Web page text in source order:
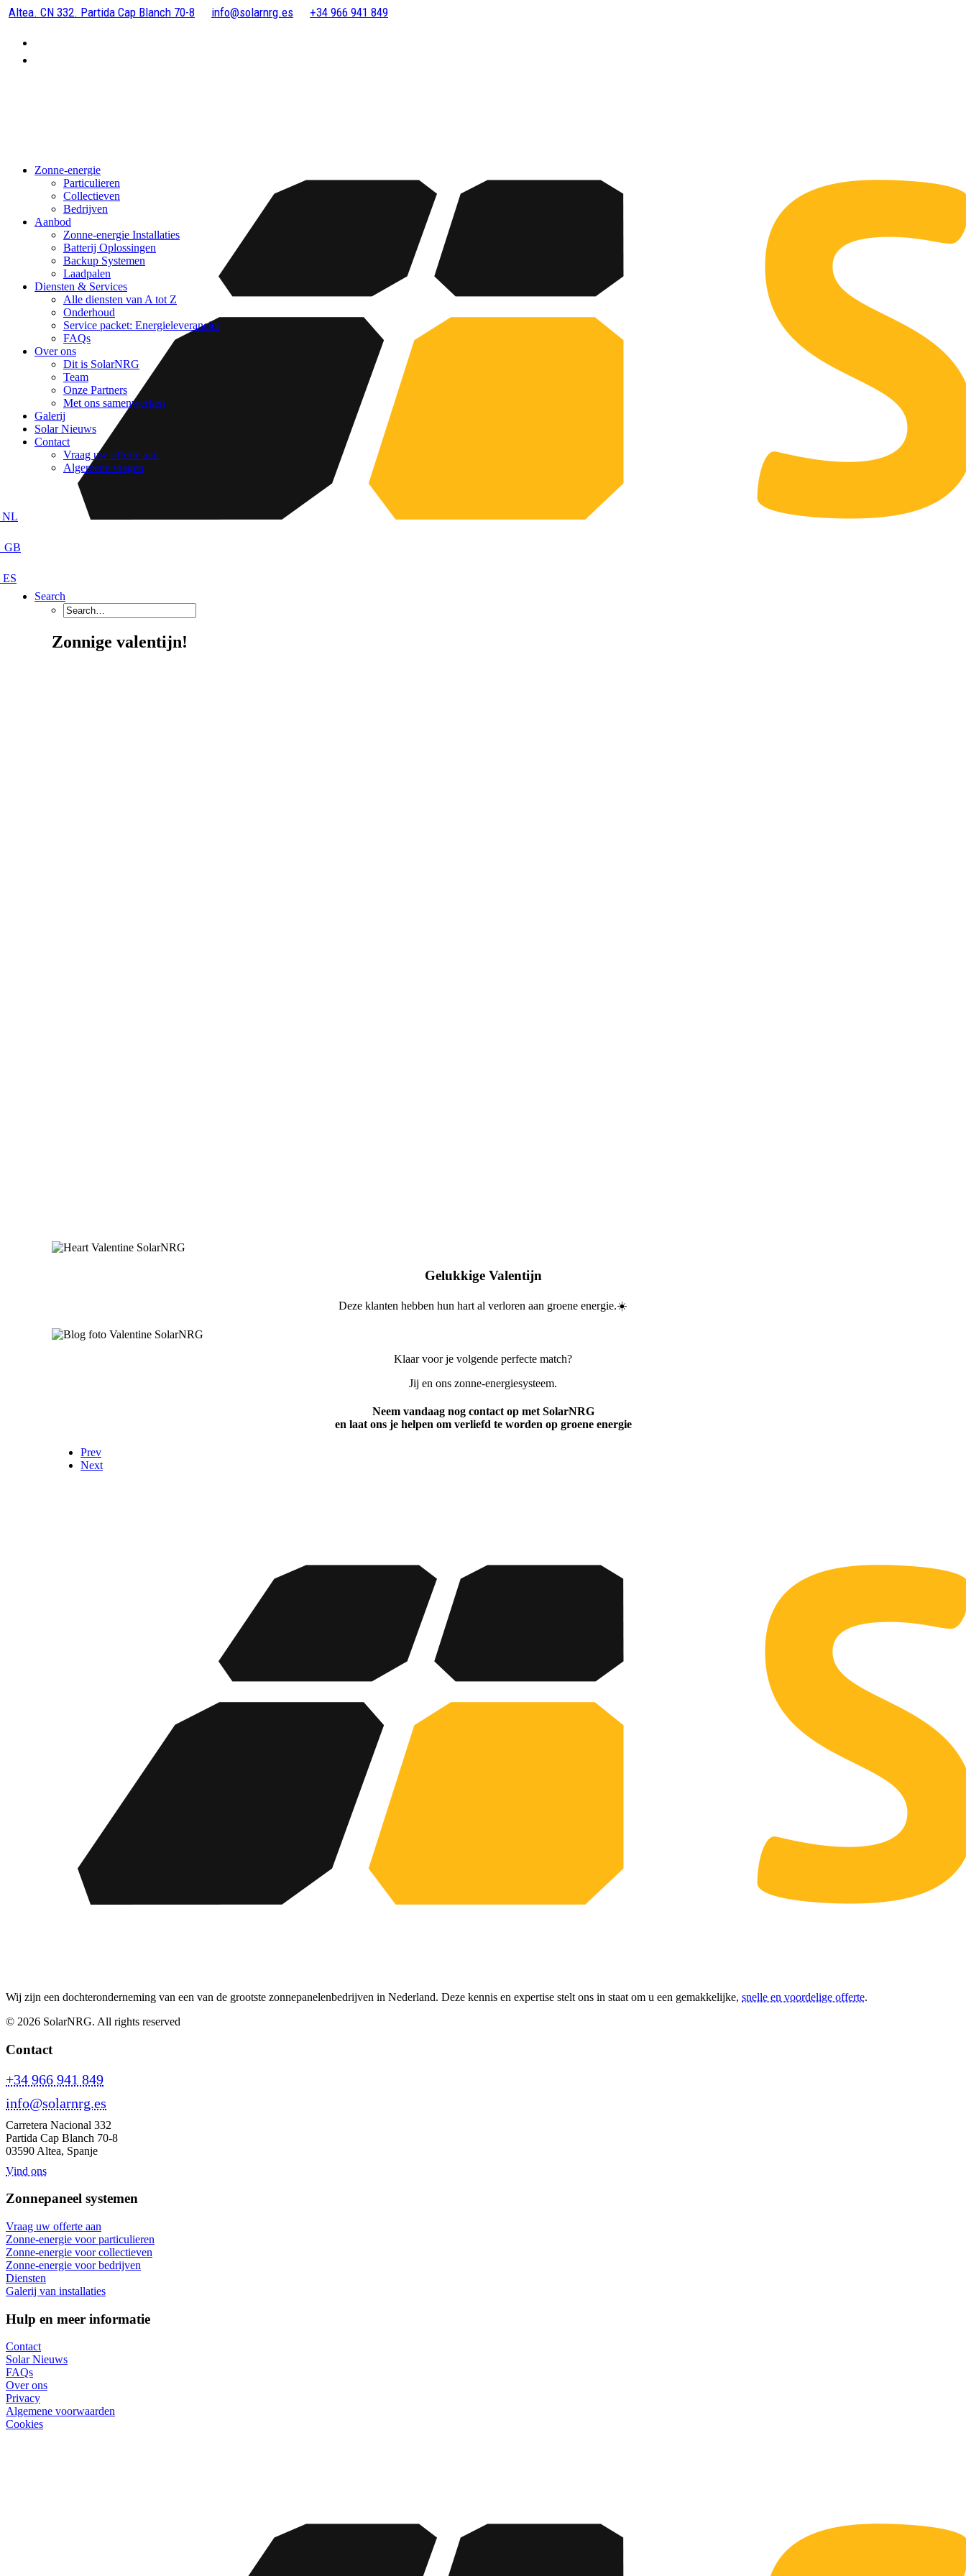
Altea. CN 332. Partida Cap Blanch 70-8 info@solarnrg.es +34 966 941 849
Zonne-energie
Particulieren
Collectieven
Bedrijven
Aanbod
Zonne-energie Installaties
Batterij Oplossingen
Backup Systemen
Laadpalen
Diensten & Services
Alle diensten van A tot Z
Onderhoud
Service packet: Energieleverancier
FAQs
Over ons
Dit is SolarNRG
Team
Onze Partners
Met ons samenwerken
Galerij
Solar Nieuws
Contact
Vraag uw offerte aan
Algemene vragen
Search
Zonnige valentijn!
Gelukkige Valentijn
Deze klanten hebben hun hart al verloren aan groene energie.☀️
Klaar voor je volgende perfecte match?
Jij en ons zonne-energiesysteem.
Neem vandaag nog contact op met SolarNRG
en laat ons je helpen om verliefd te worden op groene energie
Prev
Next
Wij zijn een dochteronderneming van een van de grootste zonnepanelenbedrijven in Nederland. Deze kennis en expertise stelt ons in staat om u een gemakkelijke, snelle en voordelige offerte.
© 2026 SolarNRG. All rights reserved
Contact
+34 966 941 849
info@solarnrg.es
Carretera Nacional 332
Partida Cap Blanch 70-8
03590 Altea, Spanje
Vind ons
Zonnepaneel systemen
Vraag uw offerte aan
Zonne-energie voor particulieren
Zonne-energie voor collectieven
Zonne-energie voor bedrijven
Diensten
Galerij van installaties
Hulp en meer informatie
Contact
Solar Nieuws
FAQs
Over ons
Privacy
Algemene voorwaarden
Cookies